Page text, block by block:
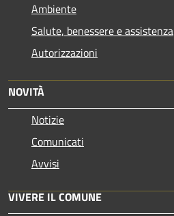
Ambiente
Salute, benessere e assistenza
Autorizzazioni
NOVITÀ
Notizie
Comunicati
Avvisi
VIVERE IL COMUNE